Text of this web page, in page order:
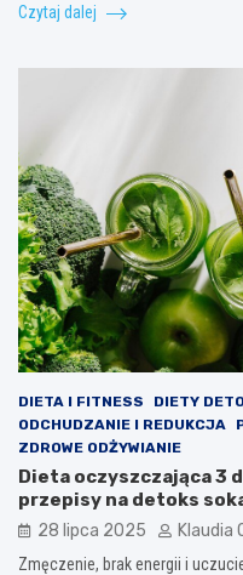
Czytaj dalej
DIETA I FITNESS
DIETY
ODCHUDZANIE I REDUKCJA
ZDROWE ODŻYWIANIE
Dieta oczyszczająca 3
przepisy na detoks
28 lipca 2025 Klaudia
Zmęczenie, brak energii i